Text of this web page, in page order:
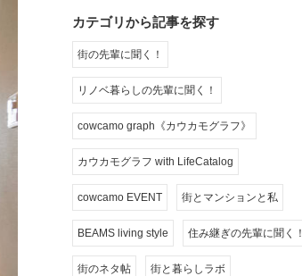
カテゴリから記事を探す
街の先輩に聞く！
リノベ暮らしの先輩に聞く！
cowcamo graph《カウカモグラフ》
カウカモグラフ with LifeCatalog
cowcamo EVENT 街とマンションと私
BEAMS living style 住み継ぎの先輩に聞く！
街のネタ帖 街と暮らしラボ